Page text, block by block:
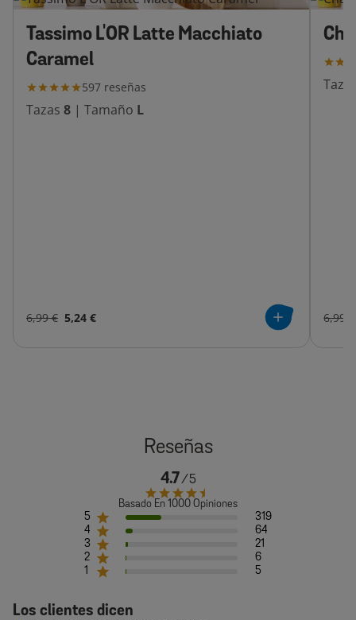
Tassimo L'OR Latte Macchiato
Caramel
597 reseñas
Tazas 8 | Tamaño L
6,99 € 5,24 € 6,99 €
4.7
Basado En 1000 Opiniones
5
319
4
64
3
21
2
6
1
5
Los clientes dicen